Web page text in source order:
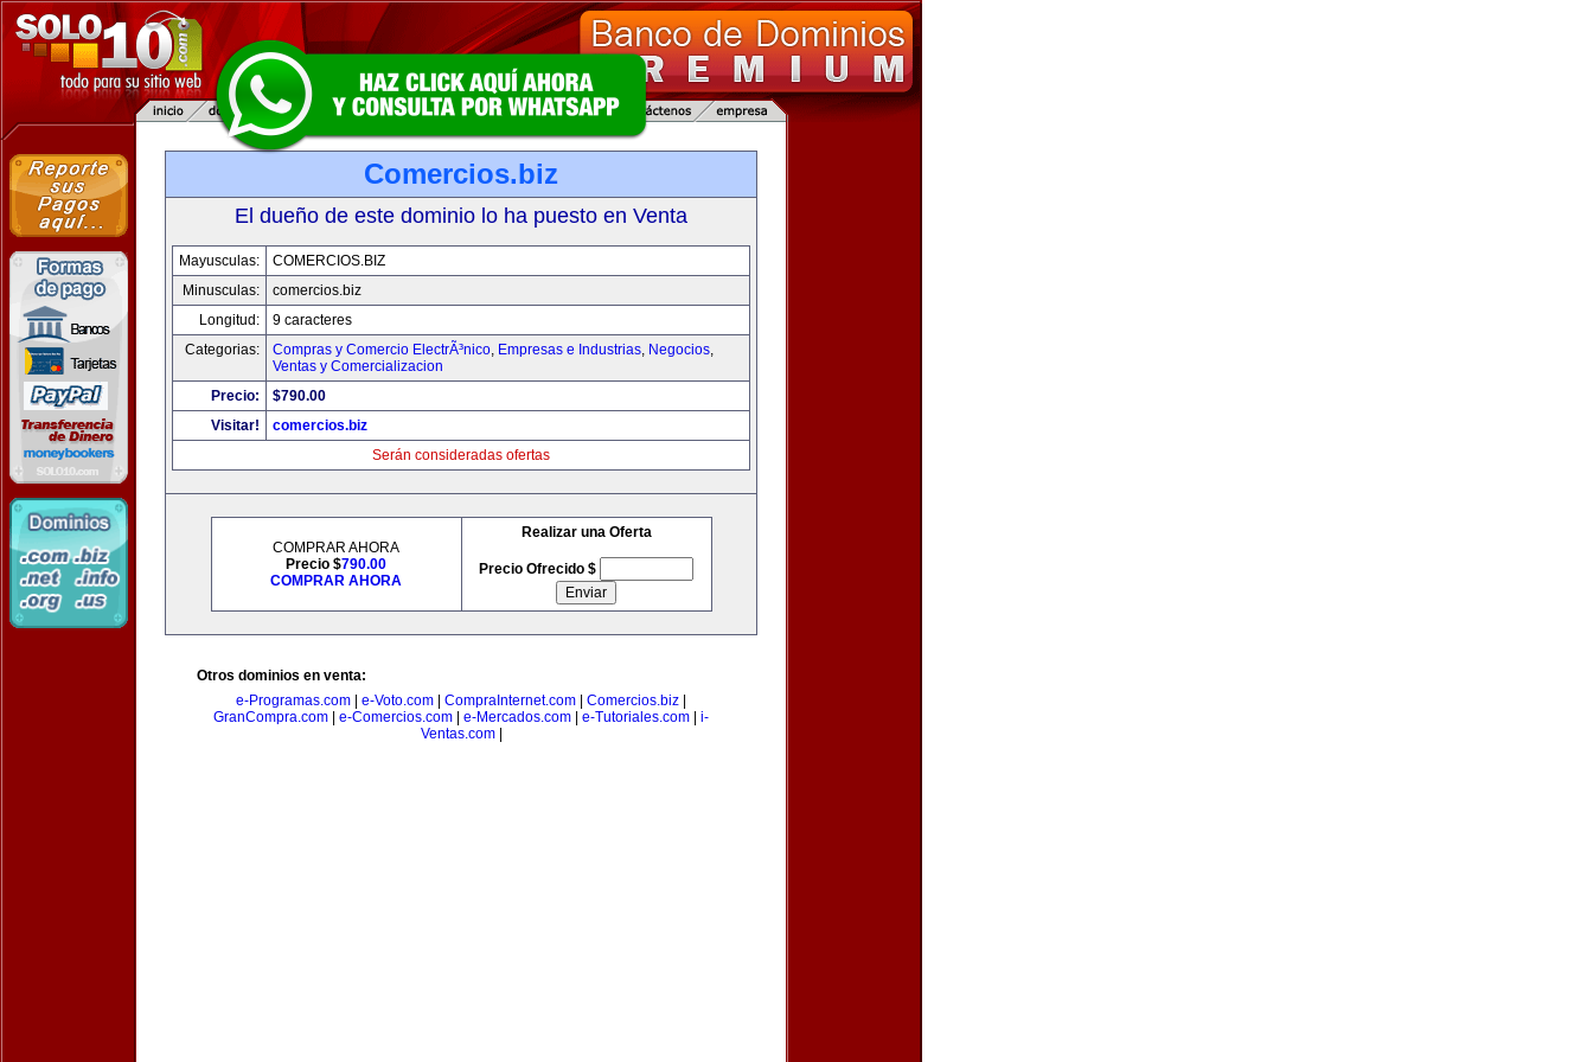
Comercios.biz
El dueño de este dominio lo ha puesto en Venta
Mayusculas:
COMERCIOS.BIZ
Minusculas:
comercios.biz
Longitud:
9 caracteres
Categorias:
Compras y Comercio ElectrÃ³nico, Empresas e Industrias, Negocios,
Ventas y Comercializacion
Precio:
$790.00
Visitar!
comercios.biz
Serán consideradas ofertas
COMPRAR AHORA
Precio $790.00
COMPRAR AHORA
Realizar una Oferta
Precio Ofrecido $
Otros dominios en venta:
e-Programas.com
e-Voto.com CompraInternet.com Comercios.biz
GranCompra.com
e-Comercios.com e-Mercados.com e-Tutoriales.com
i-
Ventas.com|